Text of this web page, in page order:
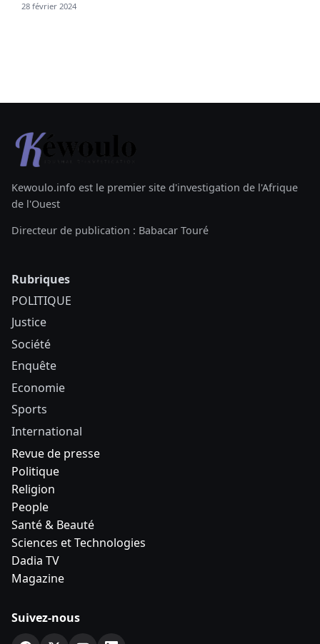
28 février 2024
Kewoulo.info est le premier site d'investigation de l'Afrique
de l'Ouest
Directeur de publication : Babacar Touré
Rubriques
POLITIQUE
Justice
Société
Enquête
Economie
Sports
International
Revue de presse
Politique
Religion
People
Santé & Beauté
Sciences et Technologies
Dadia TV
Magazine
Suivez-nous